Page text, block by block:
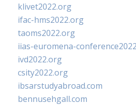
klivet2022.org
ifac-hms2022.org
taoms2022.org
iias-euromena-
ivd2022.org
csity2022.org
ibsarstudyabroad.com
bennusehgall.com